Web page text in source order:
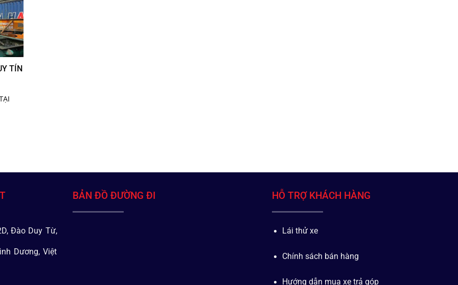
TÍN
Đào Duy Từ,
Dương, Việt
BẢN ĐỒ ĐƯỜNG ĐI HỖ TRỢ KHÁCH HÀNG
Lái thử xe
Chính sách bán hàng
Hướng dẫn mua xe trả góp